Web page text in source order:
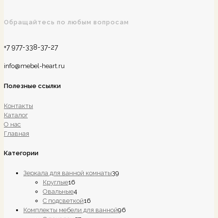
Обращайтесь по любым вопросам
+7 977-338-37-27
info@mebel-heart.ru
Полезные ссылки
Контакты
Каталог
О нас
Главная
Категории
Зеркала для ванной комнаты39
Круглые16
товаров
Овальные4
товара
С подсветкой16
товаров
Комплекты мебели для ванной96